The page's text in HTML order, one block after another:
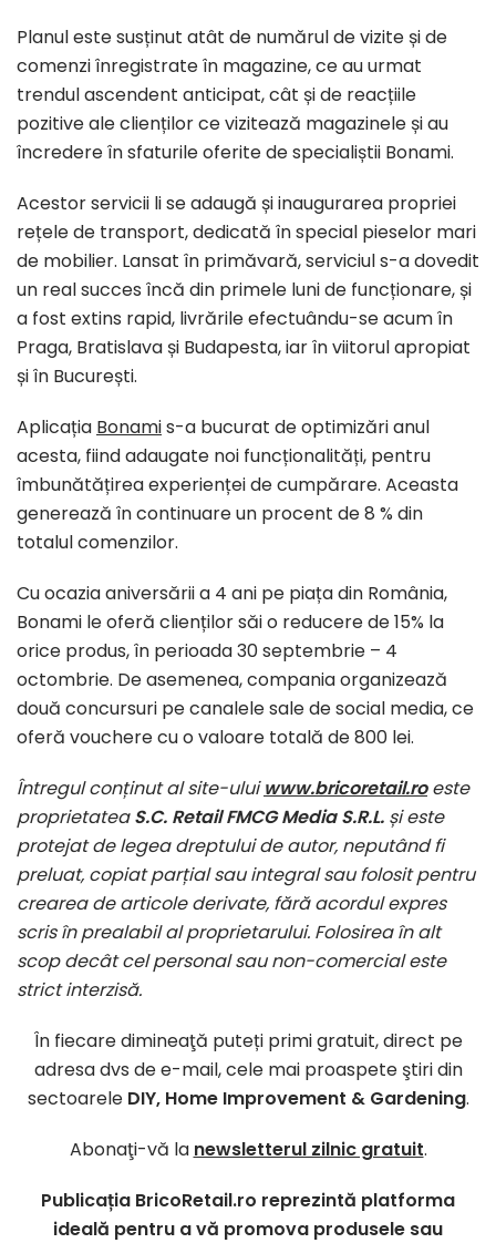
Planul este susținut atât de numărul de vizite și de
comenzi înregistrate în magazine, ce au urmat
trendul ascendent anticipat, cât și de reacțiile
pozitive ale clienților ce vizitează magazinele și au
încredere în sfaturile oferite de specialiștii Bonami.
Acestor servicii li se adaugă și inaugurarea propriei
rețele de transport, dedicată în special pieselor mari
de mobilier. Lansat în primăvară, serviciul s-a dovedit
un real succes încă din primele luni de funcționare, și
a fost extins rapid, livrările efectuându-se acum în
Praga, Bratislava și Budapesta, iar în viitorul apropiat
și în București.
Aplicația Bonamis-a bucurat de optimizări anul
acesta, fiind adaugate noi funcționalități, pentru
îmbunătățirea experienței de cumpărare. Aceasta
generează în continuare un procent de 8 % din
totalul comenzilor.
Cu ocazia aniversării a 4 ani pe piața din România,
Bonami le oferă clienților săi o reducere de 15% la
orice produs, în perioada 30 septembrie – 4
octombrie. De asemenea, compania organizează
două concursuri pe canalele sale de social media, ce
oferă vouchere cu o valoare totală de 800 lei.
Întregul conținut al site-uluiwww.bricoretail.roeste
proprietateaS.C. Retail FMCG Media S.R.L. și este
protejat de legea dreptului de autor, neputând fi
preluat, copiat parțial sau integral sau folosit pentru
crearea de articole derivate, fără acordul expres
scris în prealabil al proprietarului. Folosirea în alt
scop decât cel personal sau non-comercial este
strict interzisă.
În fiecare dimineaţă puteți primi gratuit, direct pe
adresa dvs de e-mail, cele mai proaspete ştiri din
sectoarele DIY, Home Improvement & Gardening.
Abonaţi-vă la newsletterul zilnic gratuit.
Publicația BricoRetail.ro reprezintă platforma
ideală pentru a vă promova produsele sau